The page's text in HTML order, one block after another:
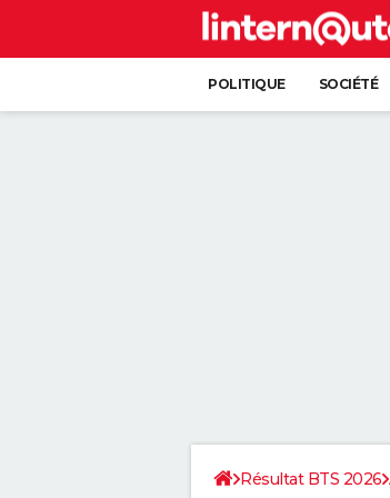
POLITIQUE SOCIÉTÉ
Résultat BTS 2026